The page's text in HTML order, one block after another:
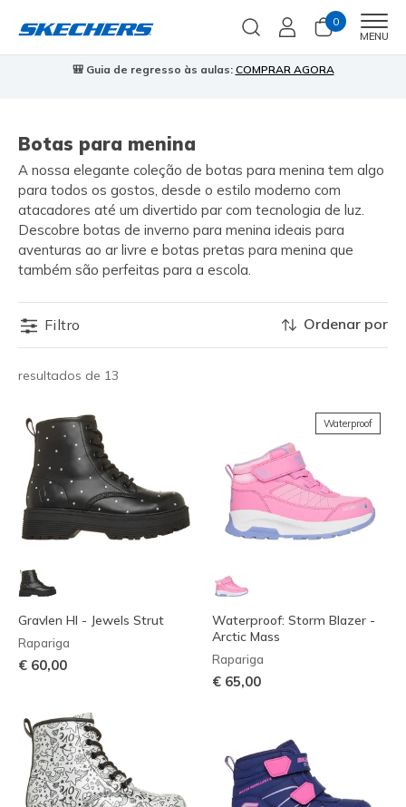
0
MENU
🎒 Guia de regresso às aulas: COMPRAR AGORA
Botas para menina
A nossa elegante coleção de botas para menina tem algo
para todos os gostos, desde o estilo moderno com
atacadores até um divertido par com tecnologia de luz.
Descobre botas de inverno para menina ideais para
aventuras ao ar livre e botas pretas para menina que
também são perfeitas para a escola.
Filtro
resultados de 13
Ordenar por
Gravlen HI - Jewels Strut
Rapariga
€ 60,00
Waterproof
Waterproof: Storm Blazer -
Arctic Mass
Rapariga
€ 65,00